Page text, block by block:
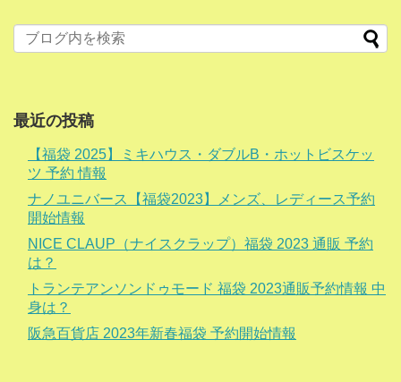
最近の投稿
【福袋 2025】ミキハウス・ダブルB・ホットビスケッ
ツ 予約 情報
ナノユニバース【福袋2023】メンズ、レディース予約
開始情報
NICE CLAUP（ナイスクラップ）福袋 2023 通販 予約
は？
トランテアンソンドゥモード 福袋 2023通販予約情報 中
身は？
阪急百貨店 2023年新春福袋 予約開始情報